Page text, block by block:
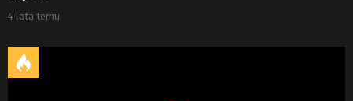
4 lata temu